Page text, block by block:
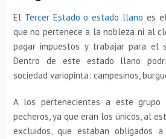
El Tercer Estado o estado llano es
que no pertenece a la nobleza ni al
pagar impuestos y trabajar para el
Dentro de este estado llano
sociedad variopinta: campesinos,
A los pertenecientes a este
pecheros, ya que eran los únicos, al
excluidos, que estaban obligados